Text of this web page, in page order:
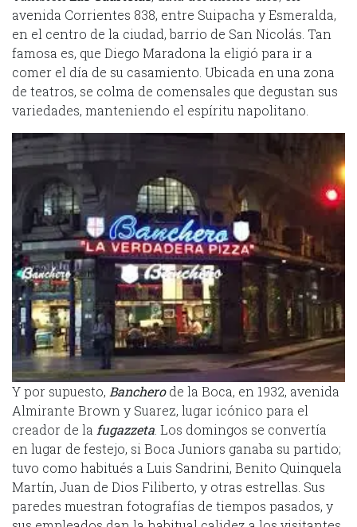
avenida Corrientes 838, entre Suipacha y Esmeralda,
en el centro de la ciudad, barrio de San Nicolás. Tan
famosa es, que Diego Maradona la eligió para ir a
comer el día de su casamiento. Ubicada en una zona
de teatros, se colma de comensales que degustan sus
variedades, manteniendo el espíritu napolitano.
Y por supuesto, Bancherode la Boca, en 1932, avenida
Almirante Brown y Suarez, lugar icónico para el
creador de la fugazzeta . Los domingos se convertía
en lugar de festejo, si Boca Juniors ganaba su partido;
tuvo como habitués a Luis Sandrini, Benito Quinquela
Martín, Juan de Dios Filiberto, y otras estrellas. Sus
paredes muestran fotografías de tiempos pasados, y